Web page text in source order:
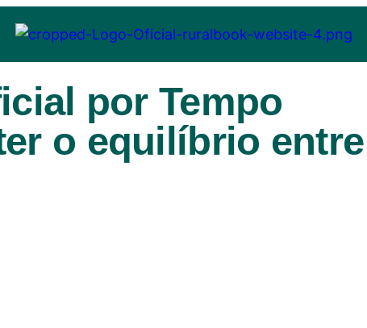
por Tempo
o equilíbrio entre